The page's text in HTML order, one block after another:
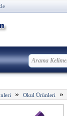
» Okul Ürünleri »